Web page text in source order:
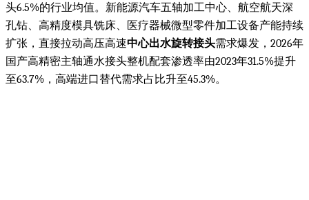
头6.5%的行业均值。新能源汽车五轴加工中心、航空航天深
孔钻、高精度模具铣床、医疗器械微型零件加工设备产能持续
扩张，直接拉动高压高速中心出水旋转接头需求爆发，2026年
国产高精密主轴通水接头整机配套渗透率由2023年31.5%提升
至63.7%，高端进口替代需求占比升至45.3%。